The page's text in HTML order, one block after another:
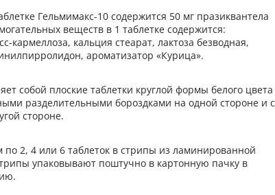
Гельмимакс-10 содержится 50 мг празиквантела
веществ в 1 таблетке содержится:
кармеллоза, кальция стеарат, лактоза безводная,
ароматизатор «Курица».
собой плоские таблетки круглой формы белого цвета
разделительными бороздками на одной стороне и с
стороне.
2, 4 или 6 таблеток в стрипы из ламинированной
упаковывают поштучно в картонную пачку в